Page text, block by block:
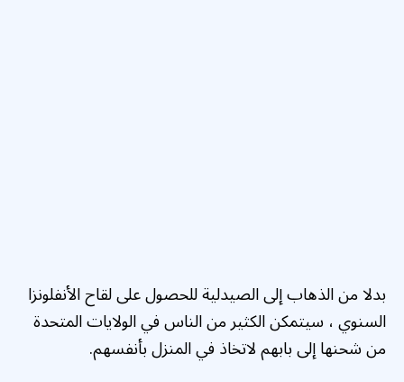
بدلا من الذهابإلى الصيدلية للحصول على لقاح الأنفلونزا
السنوي ، سيتمكن الكثير من الناس في الولايات المتحدة
من شحنها إلى بابهم لاتخاذ في المنزل بأنفسهم.